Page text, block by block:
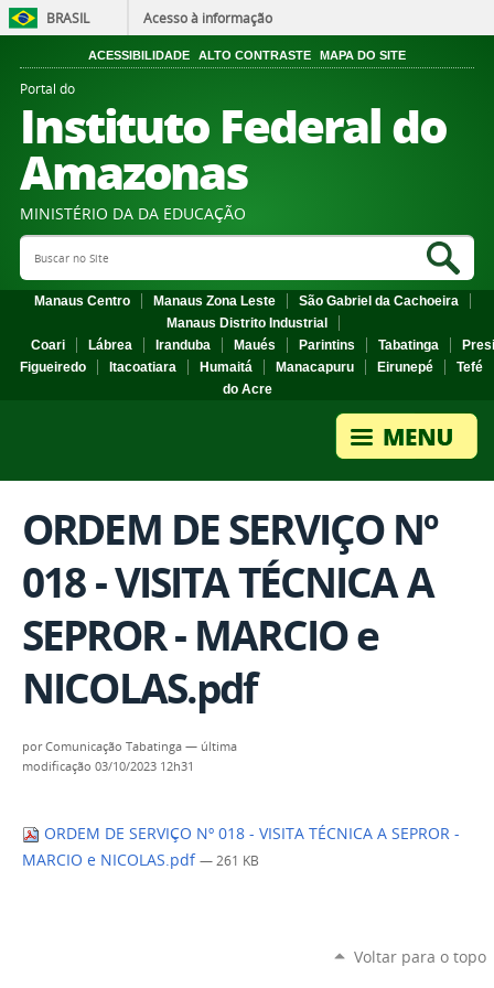
BRASIL Acesso à informação
ACESSIBILIDADE ALTO CONTRASTE MAPA DO SITE
Portal do
Instituto Federal do
Amazonas
MINISTÉRIO DA DA EDUCAÇÃO
Search Site
Manaus Centro Manaus Zona Leste
São Gabriel da Cachoeira
Manaus Distrito Industrial
Coari
Lábrea Iranduba Maués Parintins Tabatinga
Figueiredo
Itacoatiara Humaitá Manacapuru Eirunepé
Tefé
do Acre
ORDEM DE SERVIÇO Nº
018 - VISITA TÉCNICA A
SEPROR - MARCIO e
NICOLAS.pdf
porComunicação Tabatinga — última
modificação 03/10/2023 12h31
ORDEM DE SERVIÇO Nº 018 - VISITA TÉCNICA A SEPROR -
MARCIO e NICOLAS.pdf — 261 KB
Voltar para o topo